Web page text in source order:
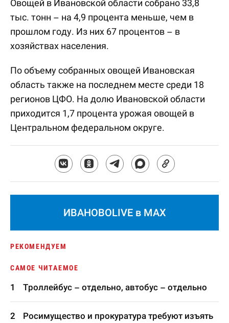
Овощей в Ивановской области собрано 33,8
тыс. тонн – на 4,9 процента меньше, чем в
прошлом году. Из них 67 процентов – в
хозяйствах населения.
По объему собранных овощей Ивановская
область также на последнем месте среди 18
регионов ЦФО. На долю Ивановской области
приходится 1,7 процента урожая овощей в
Центральном федеральном округе.
ИВАНОВОLIVE в MAX
РЕКОМЕНДУЕМ
САМОЕ ЧИТАЕМОЕ
Троллейбус – отдельно, автобус – отдельно
Росимущество и прокуратура требуют изъять